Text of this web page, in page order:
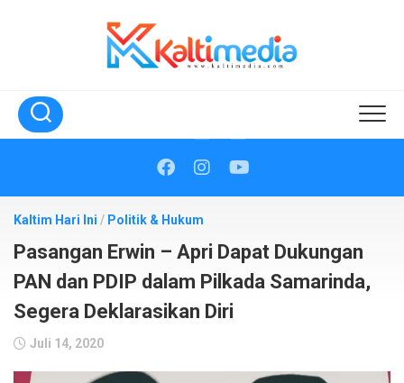
Kaltim Hari Ini / Politik & Hukum
Pasangan Erwin – Apri Dapat Dukungan
PAN dan PDIP dalam Pilkada Samarinda,
Segera Deklarasikan Diri
Juli 14, 2020